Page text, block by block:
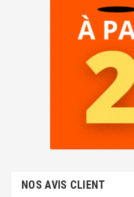
NOS AVIS CLIENT